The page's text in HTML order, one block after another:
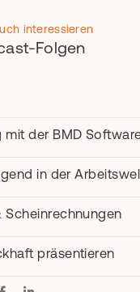
interessieren
Folgen
mit der BMD
in der
Scheinrechnungen
präsentieren